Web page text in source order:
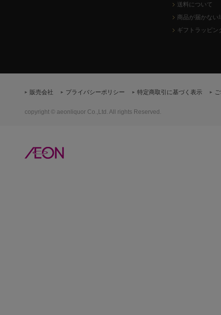
送料について
商品が届かない
ギフトラッピン
販売会社 プライバシーポリシー 特定商取引に基づく表示
copyright © aeonliquor Co.,Ltd. All rights Reserved.